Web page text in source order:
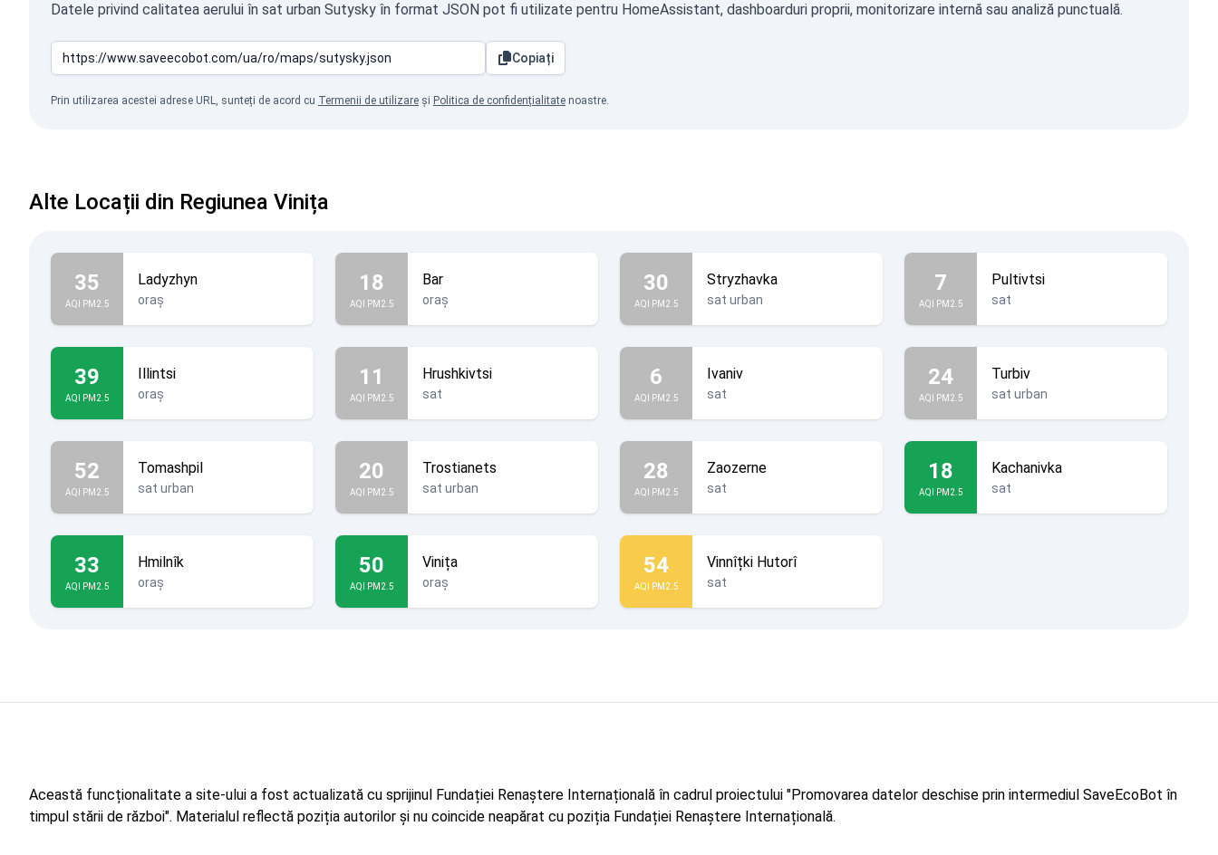
Datele privind calitatea aerului în sat urban Sutysky în format JSON pot fi utilizate pentru HomeAssistant, dashboarduri proprii, monitorizare internă sau analiză punctuală.
Copiați
Prin utilizarea acestei adrese URL, sunteți de acord cu Termenii de utilizare și Politica de confidențialitate noastre.
Alte Locații din Regiunea Vinița
35
AQI PM2.5
Ladyzhyn
oraș
18
AQI PM2.5
Bar
oraș
30
AQI PM2.5
Stryzhavka
sat urban
7
AQI PM2.5
Pultivtsi
sat
39
AQI PM2.5
Illintsi
oraș
11
AQI PM2.5
Hrushkivtsi
sat
6
AQI PM2.5
Ivaniv
sat
24
AQI PM2.5
Turbiv
sat urban
52
AQI PM2.5
Tomashpil
sat urban
20
AQI PM2.5
Trostianets
sat urban
28
AQI PM2.5
Zaozerne
sat
18
AQI PM2.5
Kachanivka
sat
33
AQI PM2.5
Hmilnîk
oraș
50
AQI PM2.5
Vinița
oraș
54
AQI PM2.5
Vinnîțki Hutorî
sat
Această funcționalitate a site-ului a fost actualizată cu sprijinul Fundației Renaștere Internațională în cadrul proiectului "Promovarea datelor deschise prin intermediul SaveEcoBot în
timpul stării de război". Materialul reflectă poziția autorilor și nu coincide neapărat cu poziția Fundației Renaștere Internațională.